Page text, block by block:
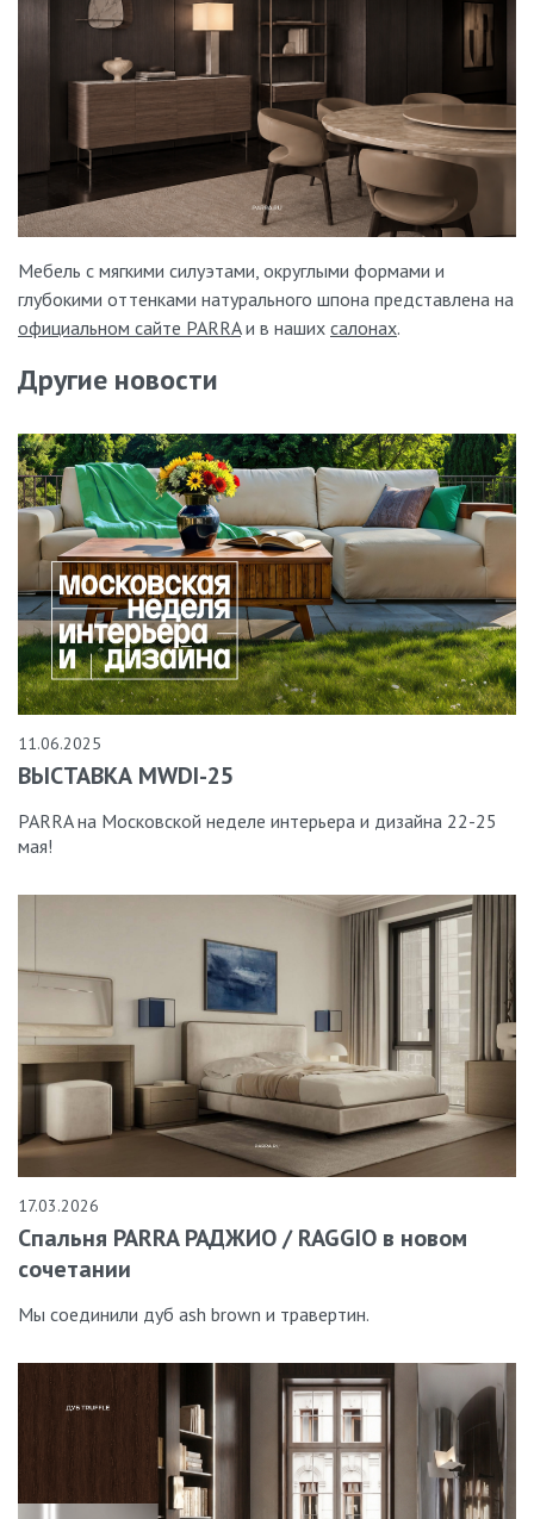
Мебель с мягкими силуэтами, округлыми формами и
глубокими оттенками натурального шпона представлена на
официальном сайте PARRAи в наших салонах.
Другие новости
11.06.2025
ВЫСТАВКА MWDI-25
PARRA на Московской неделе интерьера и дизайна 22-25
мая!
17.03.2026
Спальня PARRA РАДЖИО / RAGGIO в новом
сочетании
Мы соединили дуб ash brown и травертин.